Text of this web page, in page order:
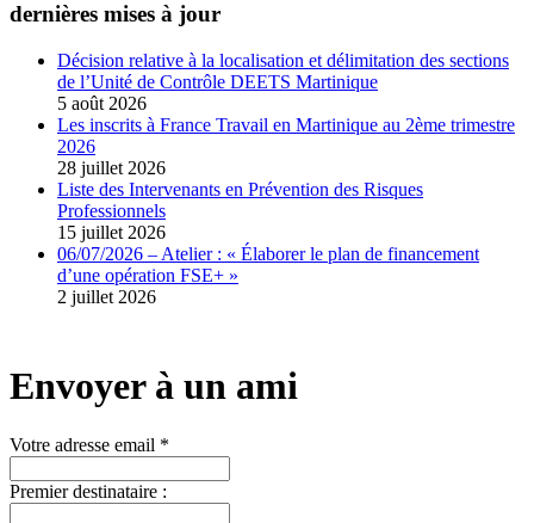
dernières mises à jour
Décision relative à la localisation et délimitation des sections
de l’Unité de Contrôle DEETS Martinique
5 août 2026
Les inscrits à France Travail en Martinique au 2ème trimestre
2026
28 juillet 2026
Liste des Intervenants en Prévention des Risques
Professionnels
15 juillet 2026
06/07/2026 – Atelier : « Élaborer le plan de financement
d’une opération FSE+ »
2 juillet 2026
Envoyer à un ami
Votre adresse email *
Premier destinataire :